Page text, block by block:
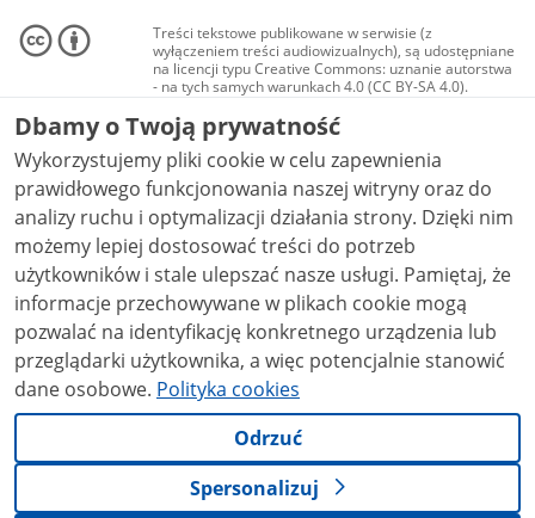
Treści tekstowe publikowane w serwisie (z
wyłączeniem treści audiowizualnych), są udostępniane
na licencji typu Creative Commons: uznanie autorstwa
- na tych samych warunkach 4.0 (CC BY-SA 4.0).
Materiały audiowizualne, w tym zdjęcia, materiały
audio i wideo, są udostępniane na licencji typu
Creative Commons: uznanie autorstwa użycie
niekomercyjne - bez utworów zależnych 4.0 (CC BY-
NC-ND 4.0), o ile nie jest to stwierdzone inaczej.
Dbamy o Twoją prywatność
Wykorzystujemy pliki cookie w celu zapewnienia
prawidłowego funkcjonowania naszej witryny oraz do
analizy ruchu i optymalizacji działania strony. Dzięki nim
możemy lepiej dostosować treści do potrzeb
użytkowników i stale ulepszać nasze usługi. Pamiętaj, że
informacje przechowywane w plikach cookie mogą
pozwalać na identyfikację konkretnego urządzenia lub
przeglądarki użytkownika, a więc potencjalnie stanowić
dane osobowe. Polityka cookies
Odrzuć
Spersonalizuj